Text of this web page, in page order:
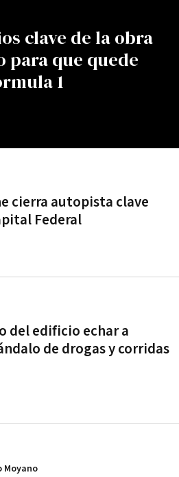
clave de la obra
para que quede
1
cierra autopista clave
Federal
del edificio echar a
de drogas y corridas
Moyano